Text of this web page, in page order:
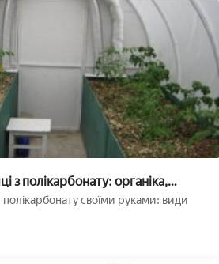
з полікарбонату: органіка,
Підігрів
полікарбонату своїми руками: види